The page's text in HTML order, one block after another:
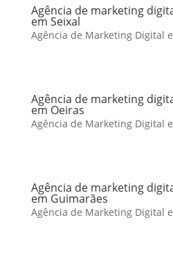
Agência de marketing
em Seixal
Agência de Marketing Digital
Agência de marketing
em Oeiras
Agência de Marketing Digital
Agência de marketing
em Guimarães
Agência de Marketing Digital